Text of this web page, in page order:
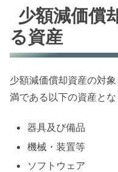
少額減価償
る資産
少額減価償却資産の対
満である以下の資産とな
器具及び備品
機械・装置等
ソフトウェア